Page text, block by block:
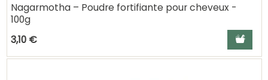
Nagarmotha – Poudre fortifiante pour cheveux -
100g
3,10 €
Ajouter